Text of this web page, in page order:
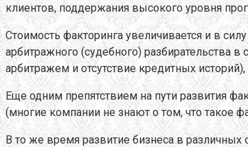
клиентов, поддержания высокого уровня
Стоимость факторинга увеличивается и в
арбитражного (судебного) разбирательства в
арбитражем и отсутствие кредитных
Еще одним препятствием на пути развития
(многие компании не знают о том, что такое
В то же время развитие бизнеса в